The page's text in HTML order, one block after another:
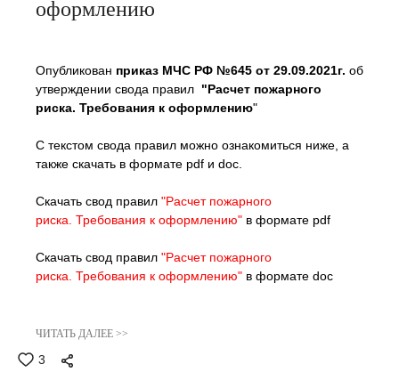
оформлению
Опубликован приказ МЧС РФ №645 от 29.09.2021г. об
утверждении свода правил "Расчет пожарного
риска. Требования к оформлению"
С текстом свода правил можно ознакомиться ниже, а
также скачать в формате pdf и doc.
Скачать свод правил "Расчет пожарного
риска. Требования к оформлению" в формате pdf
Скачать свод правил "Расчет пожарного
риска. Требования к оформлению" в формате doc
ЧИТАТЬ ДАЛЕЕ >>
3